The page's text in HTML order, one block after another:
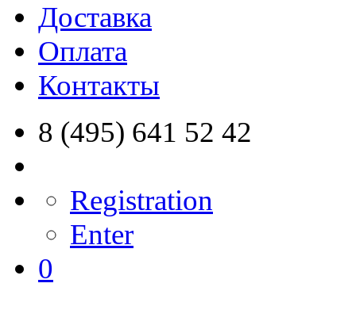
Доставка
Оплата
Контакты
8 (495) 641 52 42
Registration
Enter
0